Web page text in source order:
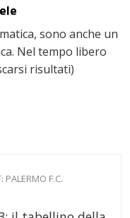
sono anche un
Nel tempo libero
risultati)
PALERMO F.C.